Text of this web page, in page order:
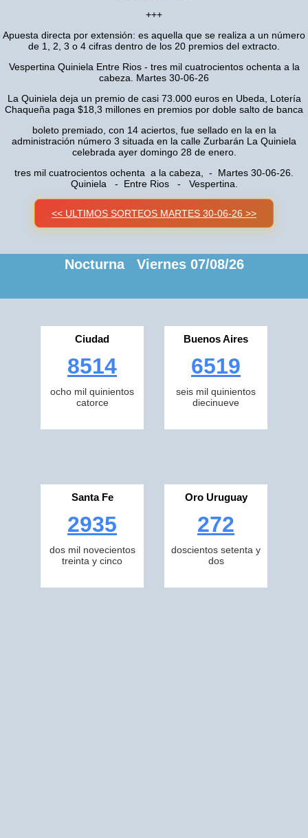
+++
Apuesta directa por extensión: es aquella que se realiza a un número
de 1, 2, 3 o 4 cifras dentro de los 20 premios del extracto.
Vespertina Quiniela Entre Rios - tres mil cuatrocientos ochenta a la
cabeza. Martes 30-06-26
La Quiniela deja un premio de casi 73.000 euros en Ubeda, Lotería
Chaqueña paga $18,3 millones en premios por doble salto de banca
boleto premiado, con 14 aciertos, fue sellado en la en la
administración número 3 situada en la calle Zurbarán La Quiniela
celebrada ayer domingo 28 de enero.
tres mil cuatrocientos ochenta a la cabeza, - Martes 30-06-26.
Quiniela - Entre Rios - Vespertina.
<< ULTIMOS SORTEOS MARTES 30-06-26 >>
Nocturna Viernes 07/08/26
Ciudad
8514
ocho mil quinientos
catorce
Buenos Aires
6519
seis mil quinientos
diecinueve
Santa Fe
2935
dos mil novecientos
treinta y cinco
Oro Uruguay
272
doscientos setenta y
dos